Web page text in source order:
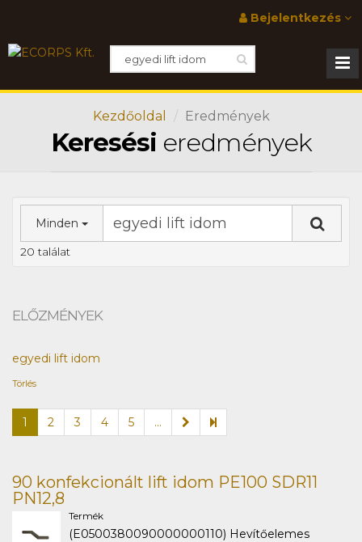
Bejelentkezés
Kezdőoldal Eredmények
Keresési eredmények
Minden
20 találat
ELŐZMÉNYEK
egyedi lift idom
Törlés
1 2 3 4 5 ...
90 konfekcionált lift idom PE100 SDR11
PN12,8
Termék
(E0500380090000000110) Hevítőelemes